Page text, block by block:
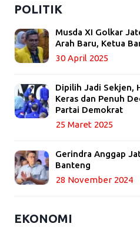
POLITIK
Musda XI Golkar
Arah Baru, Ketua
30 April 2025
Dipilih Jadi Sekjen,
Keras dan Penuh
Partai Demokrat
25 Maret 2025
Gerindra Anggap
Banteng
28 November 2024
EKONOMI